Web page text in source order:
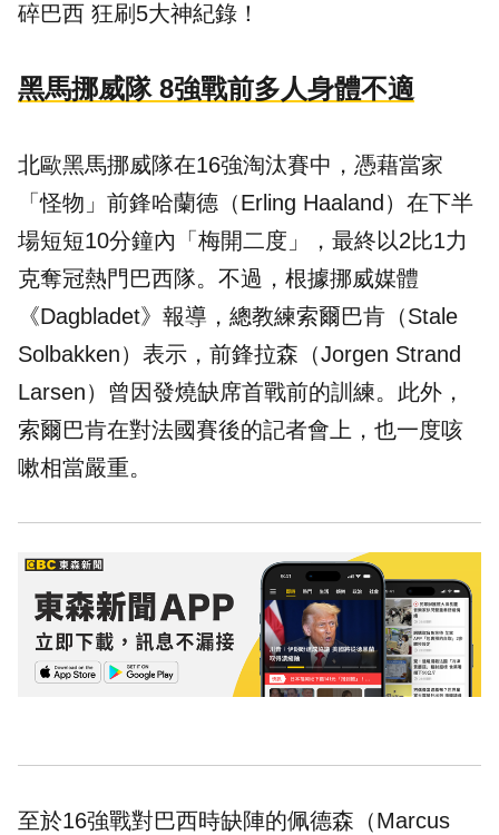
碎巴西 狂刷5大神紀錄！
黑馬挪威隊 8強戰前多人身體不適
北歐黑馬挪威隊在16強淘汰賽中，憑藉當家
「怪物」前鋒哈蘭德（Erling Haaland）在下半
場短短10分鐘內「梅開二度」，最終以2比1力
克奪冠熱門巴西隊。不過，根據挪威媒體
《Dagbladet》報導，總教練索爾巴肯（Stale
Solbakken）表示，前鋒拉森（Jorgen Strand
Larsen）曾因發燒缺席首戰前的訓練。此外，
索爾巴肯在對法國賽後的記者會上，也一度咳
嗽相當嚴重。
至於16強戰對巴西時缺陣的佩德森（Marcus